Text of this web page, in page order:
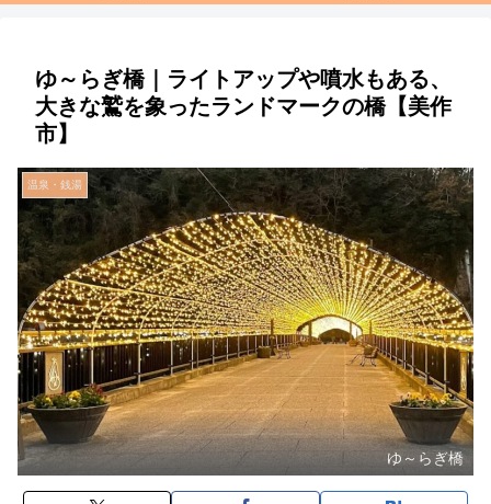
ゆ～らぎ橋｜ライトアップや噴水もある、
大きな鷲を象ったランドマークの橋【美作
市】
温泉・銭湯
ゆ～らぎ橋